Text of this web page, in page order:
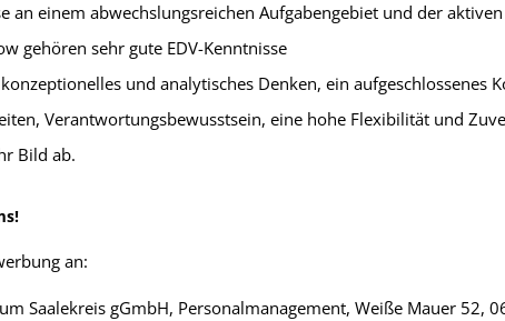
an einem abwechslungsreichen Aufgabengebiet und der
gehören sehr gute EDV-Kenntnisse
und analytisches Denken, ein
Verantwortungsbewusstsein, eine hohe Flexibilität und
Bild ab.
an:
Saalekreis gGmbH, Personalmanagement, Weiße Mauer 52,